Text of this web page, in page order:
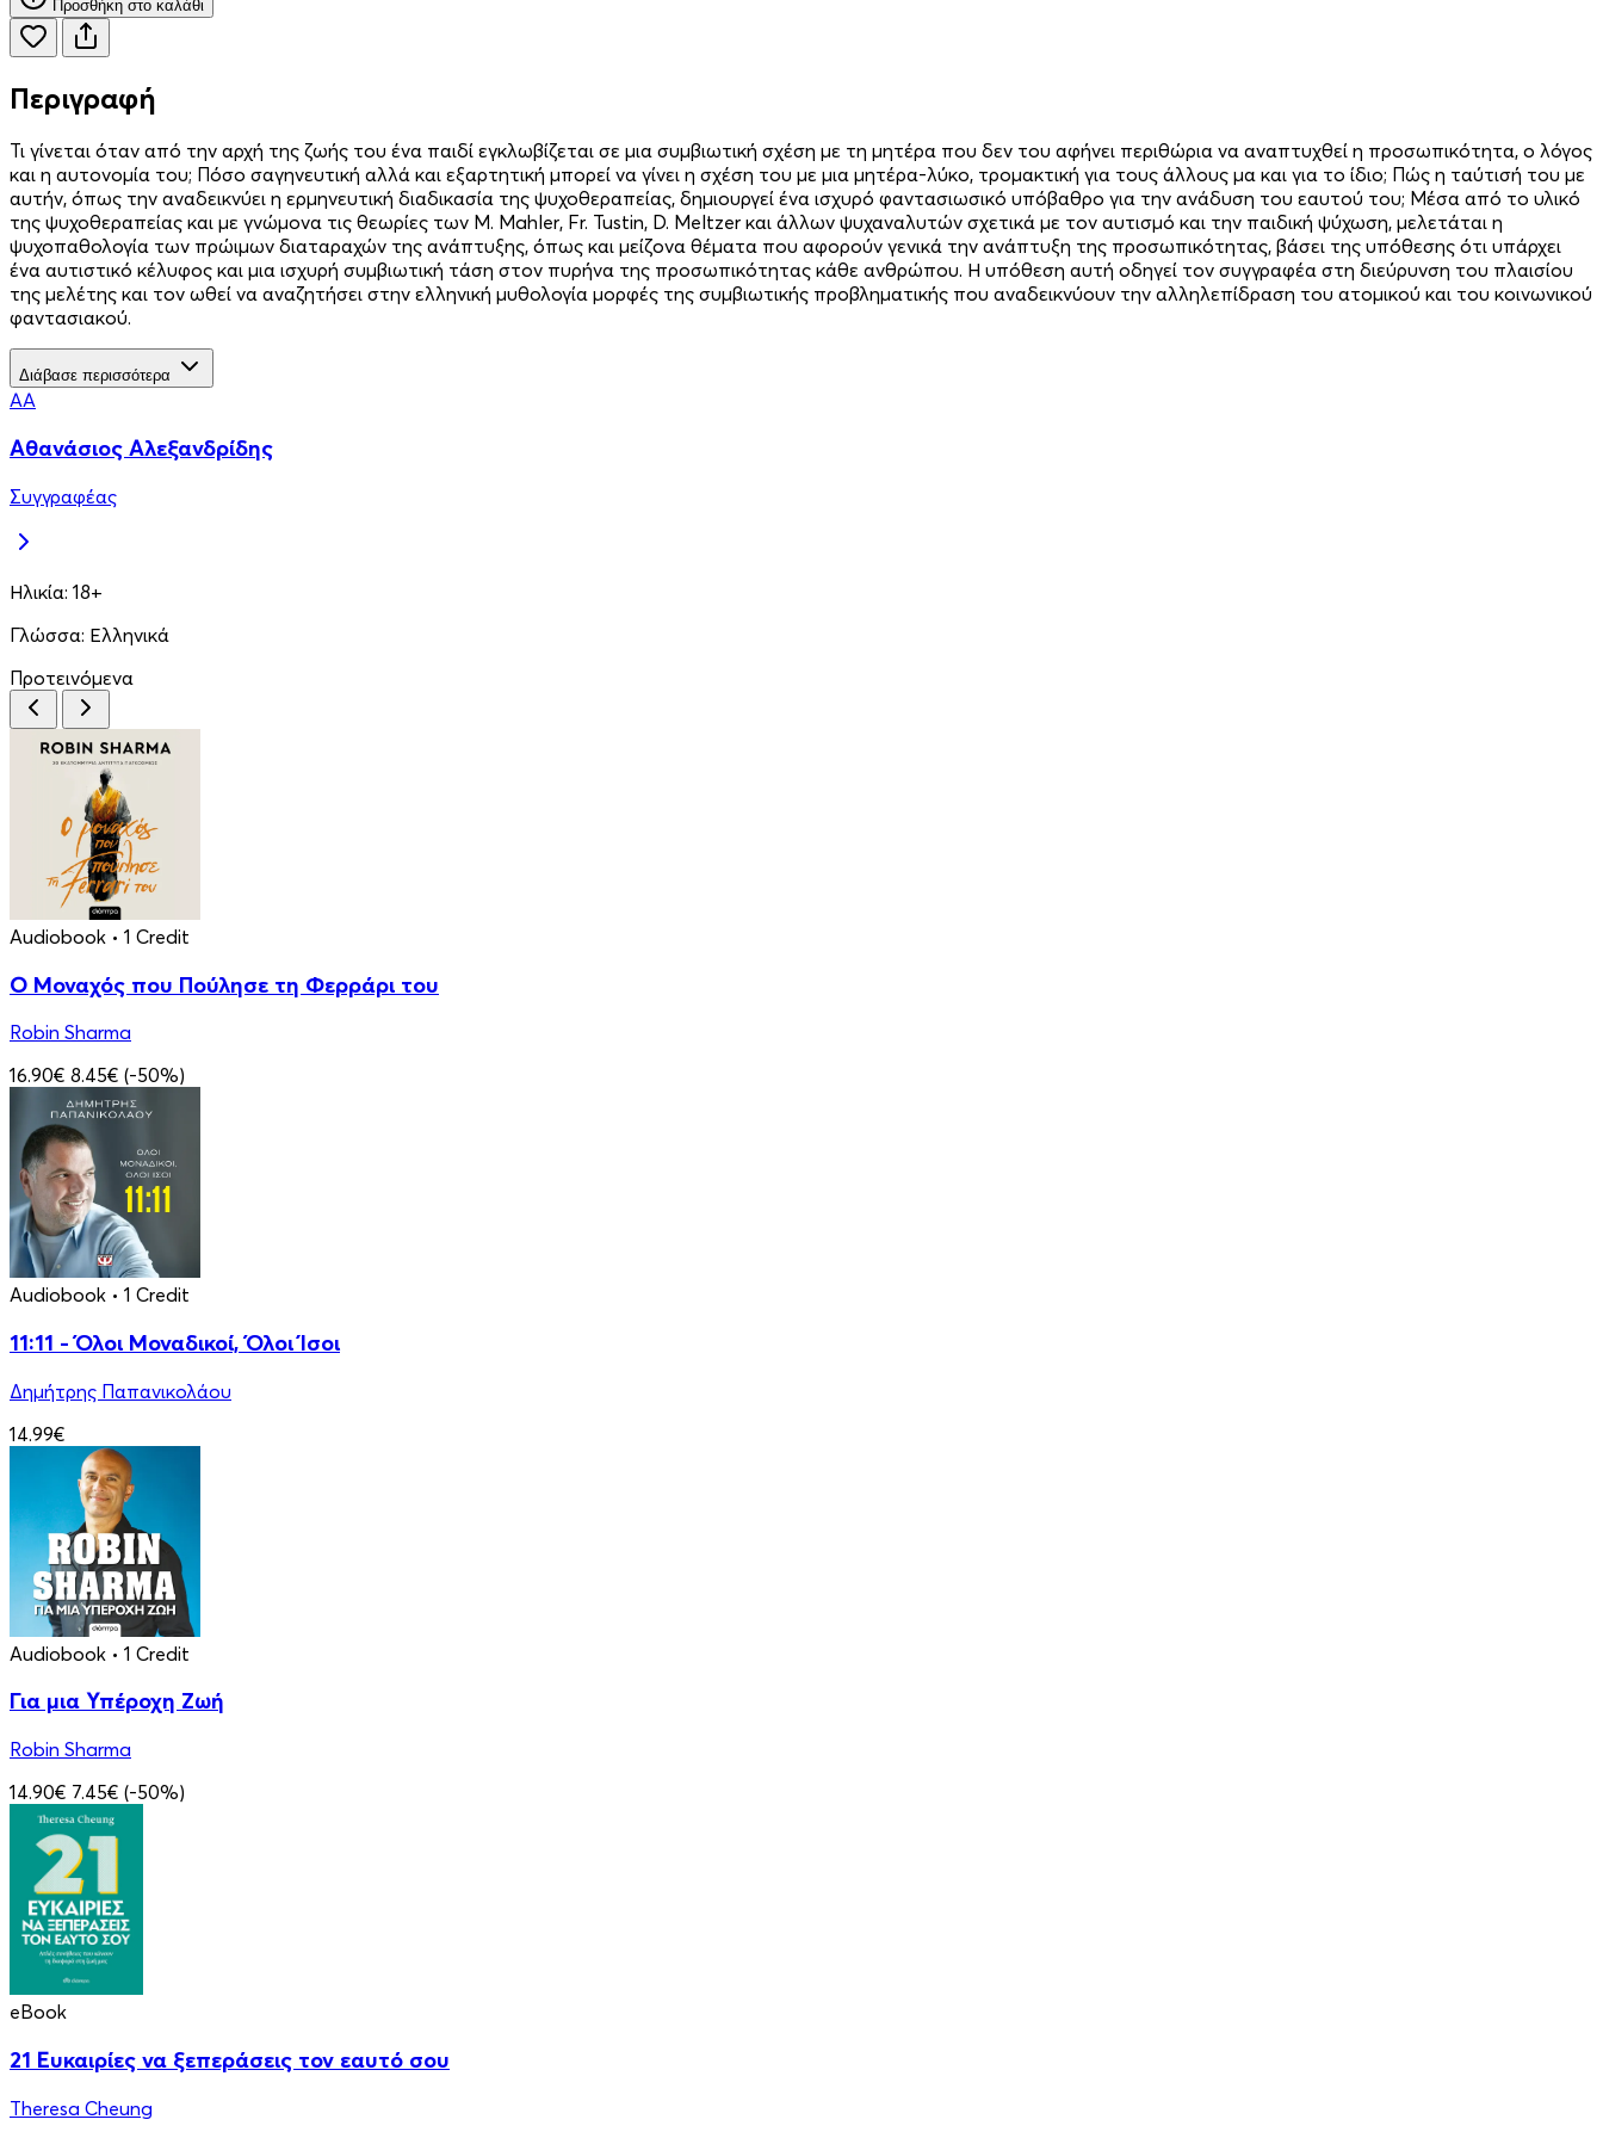
Προσθήκη στο καλάθι
Περιγραφή
Τι γίνεται όταν από την αρχή της ζωής του ένα παιδί εγκλωβίζεται σε μια συμβιωτική σχέση με τη μητέρα που δεν του αφήνει περιθώρια να αναπτυχθεί η προσωπικότητα, ο λόγος
και η αυτονομία του; Πόσο σαγηνευτική αλλά και εξαρτητική μπορεί να γίνει η σχέση του με μια μητέρα-λύκο, τρομακτική για τους άλλους μα και για το ίδιο; Πώς η ταύτισή του με
αυτήν, όπως την αναδεικνύει η ερμηνευτική διαδικασία της ψυχοθεραπείας, δημιουργεί ένα ισχυρό φαντασιωσικό υπόβαθρο για την ανάδυση του εαυτού του; Μέσα από το υλικό
της ψυχοθεραπείας και με γνώμονα τις θεωρίες των Μ. Mahler, Fr. Tustin, D. Meltzer και άλλων ψυχαναλυτών σχετικά με τον αυτισμό και την παιδική ψύχωση, μελετάται η
ψυχοπαθολογία των πρώιμων διαταραχών της ανάπτυξης, όπως και μείζονα θέματα που αφορούν γενικά την ανάπτυξη της προσωπικότητας, βάσει της υπόθεσης ότι υπάρχει
ένα αυτιστικό κέλυφος και μια ισχυρή συμβιωτική τάση στον πυρήνα της προσωπικότητας κάθε ανθρώπου. Η υπόθεση αυτή οδηγεί τον συγγραφέα στη διεύρυνση του πλαισίου
της μελέτης και τον ωθεί να αναζητήσει στην ελληνική μυθολογία μορφές της συμβιωτικής προβληματικής που αναδεικνύουν την αλληλεπίδραση του ατομικού και του κοινωνικού
φαντασιακού.
Διάβασε περισσότερα
ΑΑ
Αθανάσιος Αλεξανδρίδης
Συγγραφέας
Ηλικία: 18+
Γλώσσα: Ελληνικά
Προτεινόμενα
Audiobook • 1 Credit
Ο Μοναχός που Πούλησε τη Φερράρι του
Robin Sharma
16.90€ 8.45€ (-50%)
Audiobook • 1 Credit
11:11 - Όλοι Μοναδικοί, Όλοι Ίσοι
Δημήτρης Παπανικολάου
14.99€
Audiobook • 1 Credit
Για μια Υπέροχη Ζωή
Robin Sharma
14.90€ 7.45€ (-50%)
eBook
21 Ευκαιρίες να ξεπεράσεις τον εαυτό σου
Theresa Cheung